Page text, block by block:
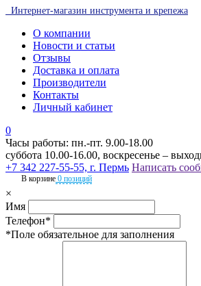
Интернет-магазин инструмента и крепежа
О компании
Новости и статьи
Отзывы
Доставка и оплата
Производители
Контакты
Личный кабинет
0
Часы работы: пн.-пт. 9.00-18.00
суббота 10.00-16.00, воскресенье –
+7 342 227-55-55, г. Пермь Написать
В корзине 0 позиций
×
Имя
Телефон*
*Поле обязательное для заполнения